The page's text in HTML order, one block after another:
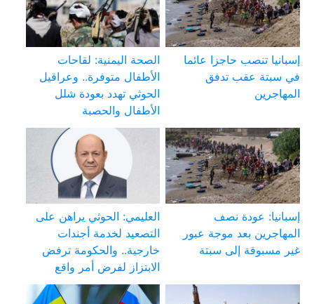
إسبانيا تنصب حاجزا عائما
في سبتة عقب تدفق
المهاجرين
الصحة اليمنية: لقاحات
الأطفال متوفرة.. وعراقيل
الحوثي تهدد بعودة شلل
الأطفال والحصبة
إسبانيا: عودة نصف
المهاجرين بعد موجة عبور
غير مسبوقة إلى سبتة
العليمي: الحوثي يراهن على
التصعيد لخدمة أجندات
خارجية.. والحكومة ترفض
الابتزاز لفرض أمر واقع